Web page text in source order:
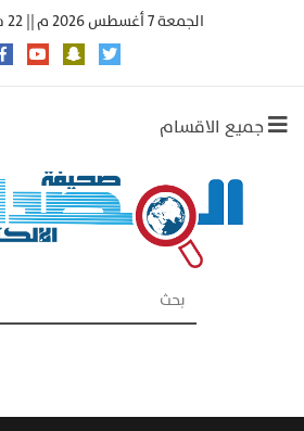
الجمعة 7 أغسطس 2026 م || 22 صفر 1448هـ ||
جميع الاقسام